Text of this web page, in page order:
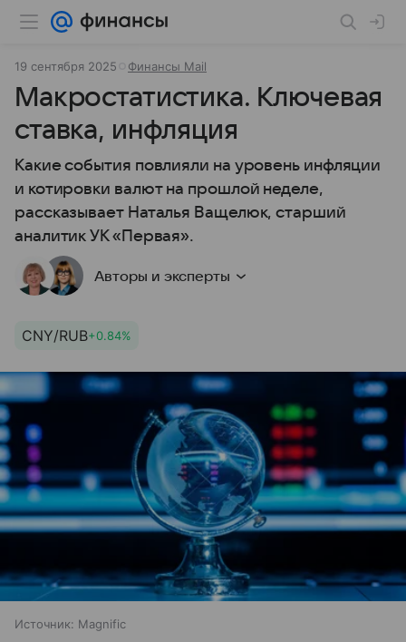
19 сентября 2025 Финансы Mail
Макростатистика. Ключевая
ставка, инфляция
Какие события повлияли на уровень инфляции
и котировки валют на прошлой неделе,
рассказывает Наталья Ващелюк, старший
аналитик УК «Первая».
Авторы и эксперты
CNY/RUB+0.84%
Источник: Magnific